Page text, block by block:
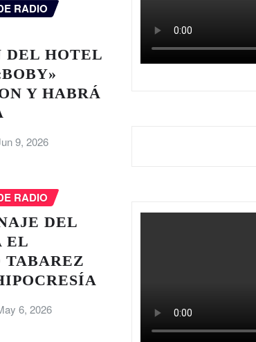
RADIO
DEL HOTEL
Y HABRÁ
9, 2026
RADIO
DEL
EL
TABAREZ
6, 2026